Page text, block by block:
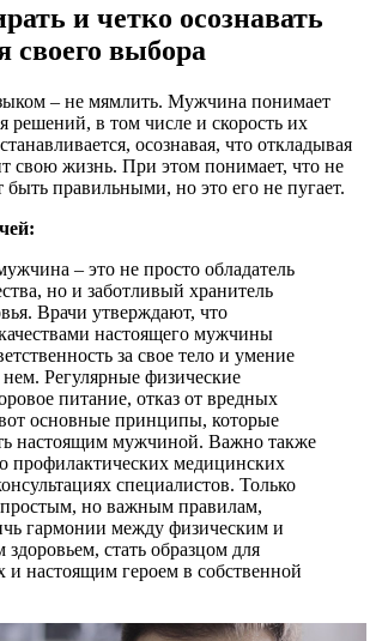
и четко осознавать
своего выбора
– не мямлить. Мужчина понимает
решений, в том числе и скорость их
осознавая, что откладывая
свою жизнь. При этом понимает, что не
быть правильными, но это его не пугает.
– это не просто обладатель
но и заботливый хранитель
Врачи утверждают, что
настоящего мужчины
за свое тело и умение
нем. Регулярные физические
питание, отказ от вредных
основные принципы, которые
настоящим мужчиной. Важно также
профилактических медицинских
специалистов. Только
простым, но важным правилам,
гармонии между физическим и
стать образцом для
настоящим героем в собственной